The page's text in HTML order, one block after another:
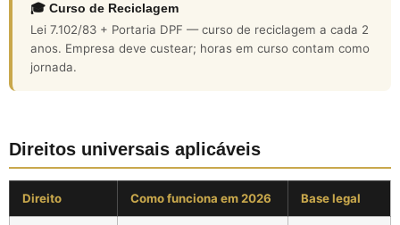
🎓 Curso de Reciclagem
Lei 7.102/83 + Portaria DPF — curso de reciclagem a cada 2
anos. Empresa deve custear; horas em curso contam como
jornada.
Direitos universais aplicáveis
Direito Como funciona em 2026 Base legal